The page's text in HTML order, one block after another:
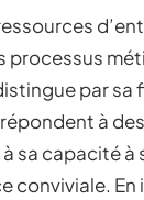
par
à
sa capacité à
conviviale.